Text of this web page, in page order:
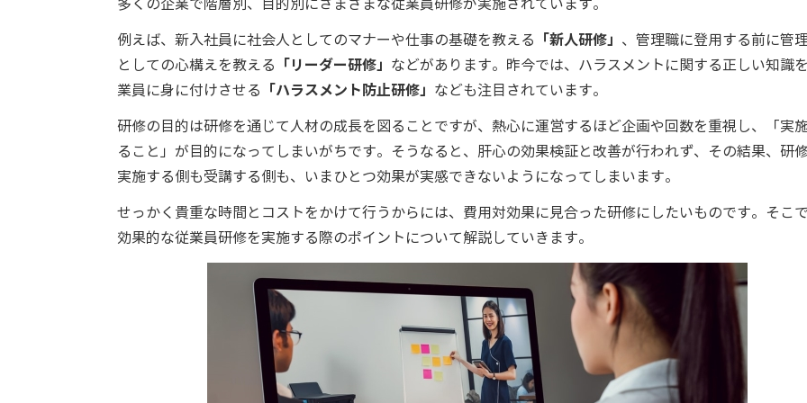
多くの企業で階層別、目的別にさまざまな従業員研修が実施されています。
例えば、新入社員に社会人としてのマナーや仕事の基礎を教える 「新人研修」 、管理職に登用する前に管
としての心構えを教える
「リーダー研修」 などがあります。昨今では、ハラスメントに関する正しい知識
業員に身に付けさせる
「ハラスメント防止研修」 なども注目されています。
研修の目的は研修を通じて人材の成長を図ることですが、熱心に運営するほど企画や回数を重視し、「実
ること」が目的になってしまいがちです。そうなると、肝心の効果検証と改善が行われず、その結果、研
実施する側も受講する側も、いまひとつ効果が実感できないようになってしまいます。
せっかく貴重な時間とコストをかけて行うからには、費用対効果に見合った研修にしたいものです。そこ
効果的な従業員研修を実施する際のポイントについて解説していきます。